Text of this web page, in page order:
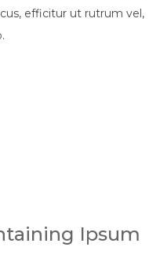
efficitur ut rutrum vel,
Ipsum